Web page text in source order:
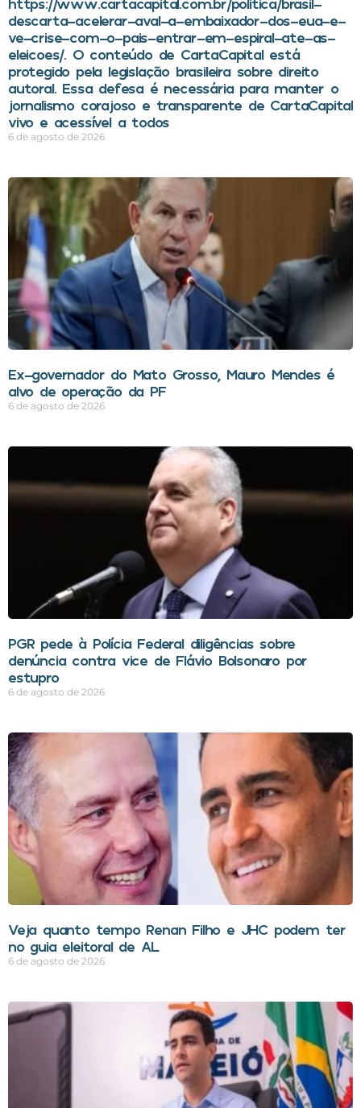
descarta-acelerar-aval-a-embaixador-dos-eua-e-
ve-crise-com-o-pais-entrar-em-espiral-ate-as-
eleicoes/. O conteúdo de CartaCapital está
protegido pela legislação brasileira sobre direito
autoral. Essa defesa é necessária para manter o
jornalismo corajoso e transparente de CartaCapital
vivo e acessível a todos
6 de agosto de 2026
Ex-governador do Mato Grosso, Mauro Mendes é
alvo de operação da PF
6 de agosto de 2026
PGR pede à Polícia Federal diligências sobre
denúncia contra vice de Flávio Bolsonaro por
estupro
6 de agosto de 2026
Veja quanto tempo Renan Filho e JHC podem ter
no guia eleitoral de AL
6 de agosto de 2026